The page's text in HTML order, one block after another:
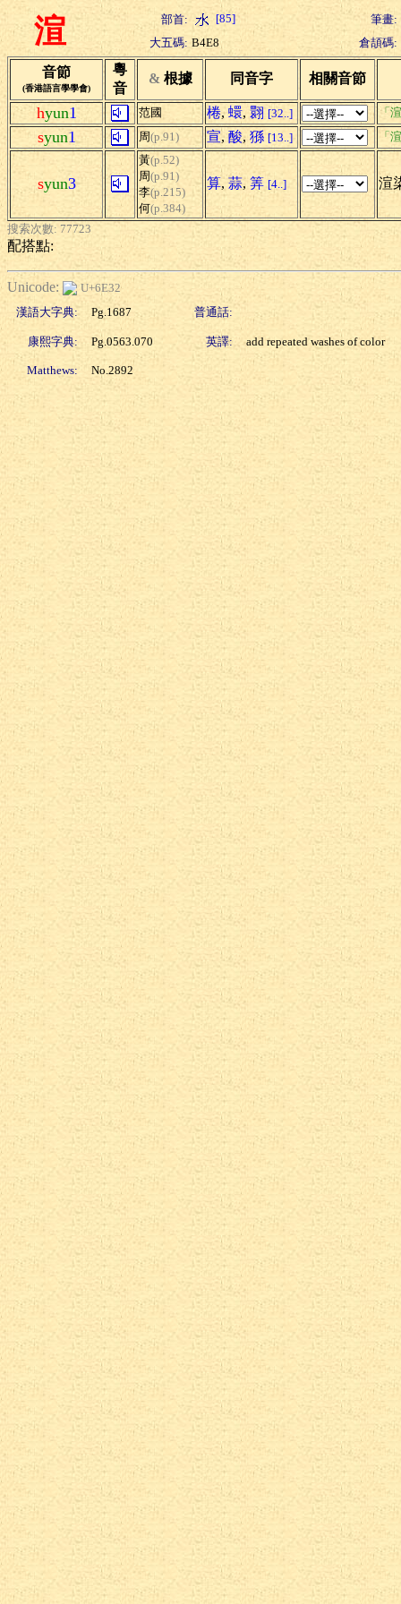
渲 部首: [85]
筆畫:
大五碼: B4E8 倉頡碼:
音節
(香港語言學學會)
粵
音
& 根據 同音字 相關音節
hyun1 范國 棬, 蠉, 翾 [32..] 「
syun1 周(p.91) 宣, 酸, 猻 [13..] 「
syun3
黃(p.52)
周(p.91)
李(p.215)
何(p.384)
算, 蒜, 筭 [4..] 渲
搜索次數: 77723
配搭點:
Unicode:
U+6E32
漢語大字典:
Pg.1687 普通話:
康熙字典: Pg.0563.070 英譯: add repeated washes of color
Matthews: No.2892